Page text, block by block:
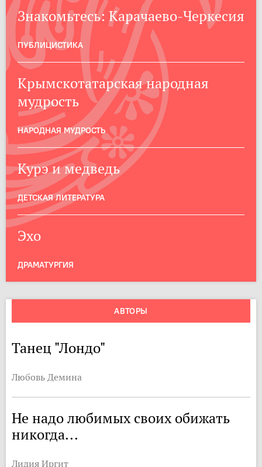
Знакомьтесь: Карачаево-Черкесия
ПУБЛИЦИСТИКА
Крымскотатарская народная
мудрость
НАРОДНАЯ МУДРОСТЬ
Курэ и медведь
ДЕТСКАЯ ЛИТЕРАТУРА
Эхо
ДРАМАТУРГИЯ
АВТОРЫ
Танец "Лондо"
Любовь Демина
Не надо любимых своих обижать
никогда...
Лидия Иргит